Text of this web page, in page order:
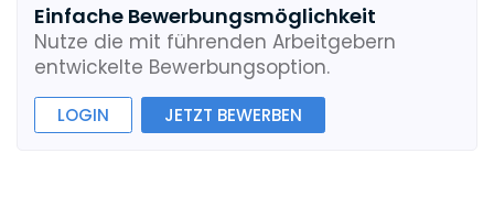
Einfache Bewerbungsmöglichkeit
Nutze die mit führenden Arbeitgebern
entwickelte Bewerbungsoption.
LOGIN JETZT BEWERBEN